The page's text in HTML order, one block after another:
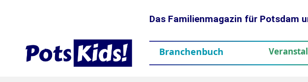
Das Familienmagazin für Potsdam
Branchenbuch
ThemenAktuelles